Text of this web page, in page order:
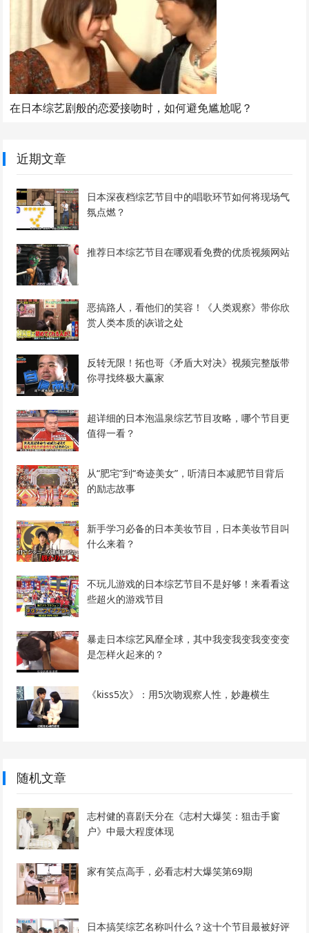
在日本综艺剧般的恋爱接吻时，如何避免尴尬呢？
近期文章
日本深夜档综艺节目中的唱歌环节如何将现场气
氛点燃？
推荐日本综艺节目在哪观看免费的优质视频网站
恶搞路人，看他们的笑容！《人类观察》带你欣
赏人类本质的诙谐之处
反转无限！拓也哥《矛盾大对决》视频完整版带
你寻找终极大赢家
超详细的日本泡温泉综艺节目攻略，哪个节目更
值得一看？
从“肥宅”到“奇迹美女”，听清日本减肥节目背后
的励志故事
新手学习必备的日本美妆节目，日本美妆节目叫
什么来着？
不玩儿游戏的日本综艺节目不是好够！来看看这
些超火的游戏节目
暴走日本综艺风靡全球，其中我变我变我变变变
是怎样火起来的？
《kiss5次》：用5次吻观察人性，妙趣横生
随机文章
志村健的喜剧天分在《志村大爆笑：狙击手窗
户》中最大程度体现
家有笑点高手，必看志村大爆笑第69期
日本搞笑综艺名称叫什么？这十个节目最被好评